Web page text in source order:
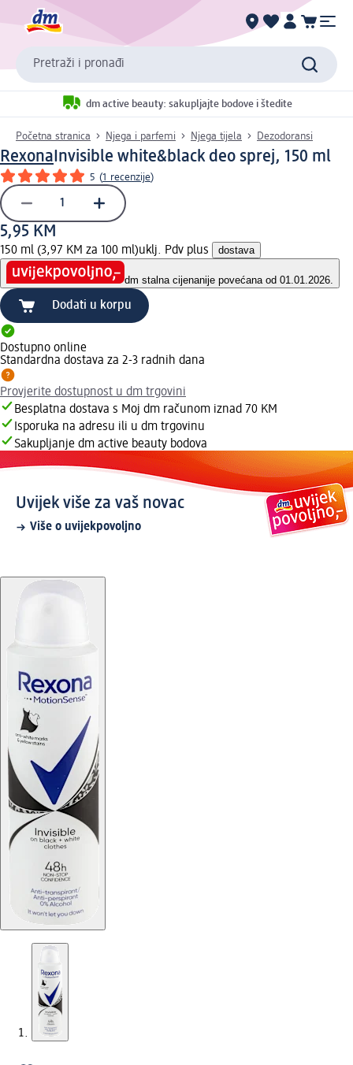
Pretraži i pronađi
dm active beauty: sakupljajte bodove i štedite
Početna stranica Njega i parfemi Njega tijela Dezodoransi
Rexona Invisible white&black deo sprej, 150 ml
5 (1 recenzije)
5,95 KM
150 ml (3,97 KM za 100 ml)uklj. Pdv plus dostava
dm stalna cijenanije povećana od 01.01.2026.
Dodati u korpu
Dostupno online
Standardna dostava za 2-3 radnih dana
Provjerite dostupnost u dm trgovini
Besplatna dostava s Moj dm računom iznad 70 KM
Isporuka na adresu ili u dm trgovinu
Sakupljanje dm active beauty bodova
Uvijek više za vaš novac
Više o uvijekpovoljno